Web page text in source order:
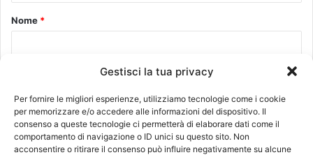
Gestisci la tua privacy
Per fornire le migliori esperienze, utilizziamo tecnologie come i cookie
per memorizzare e/o accedere alle informazioni del dispositivo. Il
consenso a queste tecnologie ci permetterà di elaborare dati come il
comportamento di navigazione o ID unici su questo sito. Non
acconsentire o ritirare il consenso può influire negativamente su alcune
o
Nome *
Sito web